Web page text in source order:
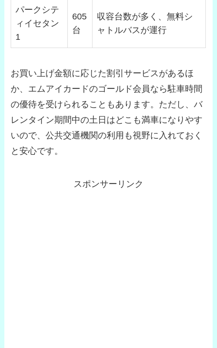
パークシテ
ィイセタン
1
605
台
収容台数が多く、無料シ
ャトルバスが運行
お買い上げ金額に応じた割引サービスがあるほ
か、エムアイカードのゴールド会員なら駐車時間
の優待を受けられることもあります。ただし、バ
レンタイン期間中の土日はどこも満車になりやす
いので、公共交通機関の利用も視野に入れておく
と安心です。
スポンサーリンク